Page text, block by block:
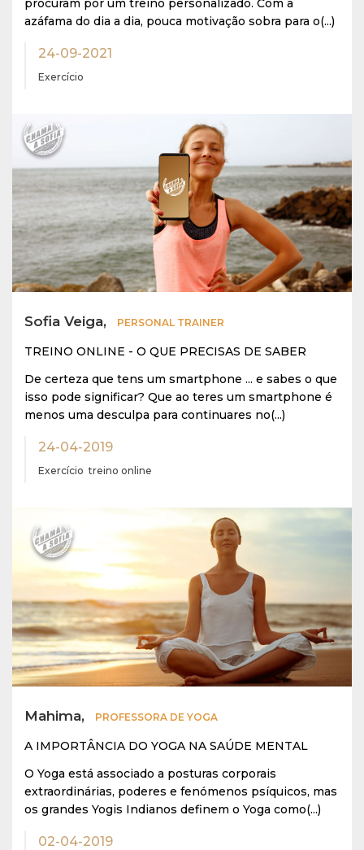
procuram por um treino personalizado. Com a
azáfama do dia a dia, pouca motivação sobra para o(...)
24-09-2021
Exercício
Sofia Veiga, PERSONAL TRAINER
TREINO ONLINE - O QUE PRECISAS DE SABER
De certeza que tens um smartphone ... e sabes o que
isso pode significar? Que ao teres um smartphone é
menos uma desculpa para continuares no(...)
24-04-2019
Exercício treino online
Mahima, PROFESSORA DE YOGA
A IMPORTÂNCIA DO YOGA NA SAÚDE MENTAL
O Yoga está associado a posturas corporais
extraordinárias, poderes e fenómenos psíquicos, mas
os grandes Yogis Indianos definem o Yoga como(...)
02-04-2019